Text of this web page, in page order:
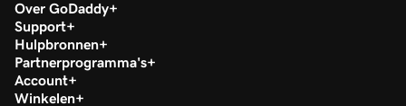
Over GoDaddy
Support
Hulpbronnen
Partnerprogramma's
Account
Winkelen